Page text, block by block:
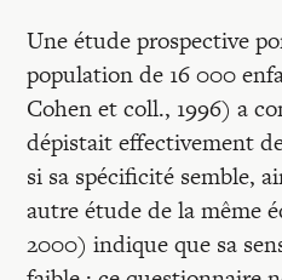
Une étude prospective
population de 16 000
Cohen et coll., 1996) a
dépistait effectivement
si sa spécificité semble,
autre étude de la même
2000) indique que sa